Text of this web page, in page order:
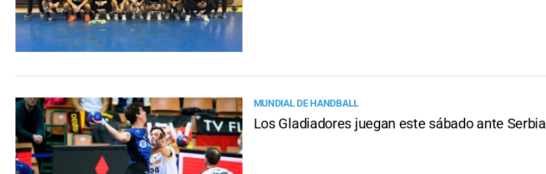
MUNDIAL DE HANDBALL
Los Gladiadores juegan este sábado ante Serbia